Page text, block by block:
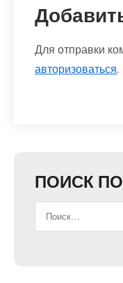
Для отправки
авторизоваться.
ПОИСК